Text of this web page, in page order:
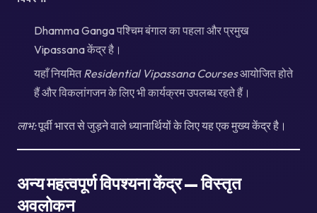
Dhamma Ganga पश्चिम बंगाल का पहला और प्रमुख
Vipassana केंद्र है।
यहाँ नियमितResidential Vipassana Coursesआयोजित होते
हैं और विकलांगजन के लिए भी कार्यक्रम उपलब्ध रहते हैं।
लाभ:पूर्वी भारत से जुड़ने वाले ध्यानार्थियों के लिए यह एक मुख्य केंद्र है।
अन्य महत्वपूर्ण विपश्यना केंद्र — विस्तृत
अवलोकन